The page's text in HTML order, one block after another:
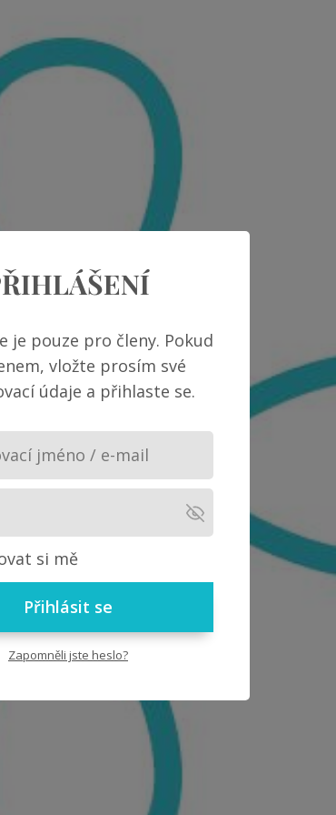
je pouze pro členy. Pokud
vložte prosím své
údaje a přihlaste se.
si mě
Přihlásit se
Zapomněli jste heslo?